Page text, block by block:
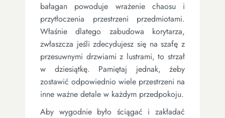
bałagan powoduje wrażenie chaosu i
przytłoczenia przestrzeni przedmiotami.
Właśnie dlatego zabudowa korytarza,
zwłaszcza jeśli zdecydujesz się na szafę z
przesuwnymi drzwiami z lustrami, to strzał
w dziesiątkę. Pamiętaj jednak, żeby
zostawić odpowiednio wiele przestrzeni na
inne ważne detale w każdym przedpokoju.
Aby wygodnie było ściągać i zakładać